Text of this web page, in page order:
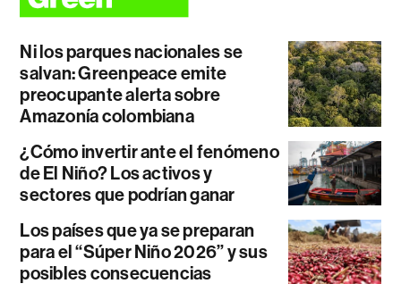
Ni los parques nacionales se
salvan: Greenpeace emite
preocupante alerta sobre
Amazonía colombiana
¿Cómo invertir ante el fenómeno
de El Niño? Los activos y
sectores que podrían ganar
Los países que ya se preparan
para el “Súper Niño 2026” y sus
posibles consecuencias